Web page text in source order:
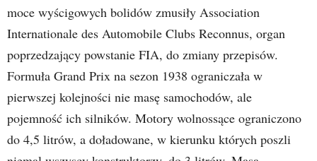
moce wyścigowych bolidów zmusiły Association
Internationale des Automobile Clubs Reconnus, organ
poprzedzający powstanie FIA, do zmiany przepisów.
Formuła Grand Prix na sezon 1938 ograniczała w
pierwszej kolejności nie masę samochodów, ale
pojemność ich silników. Motory wolnossące ograniczono
do 4,5 litrów, a doładowane, w kierunku których poszli